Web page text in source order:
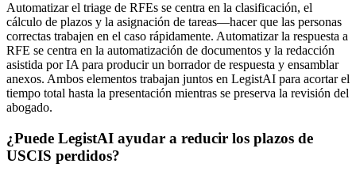
Automatizar el triage de RFEs se centra en la clasificación, el
cálculo de plazos y la asignación de tareas—hacer que las personas
correctas trabajen en el caso rápidamente. Automatizar la respuesta a
RFE se centra en la automatización de documentos y la redacción
asistida por IA para producir un borrador de respuesta y ensamblar
anexos. Ambos elementos trabajan juntos en LegistAI para acortar el
tiempo total hasta la presentación mientras se preserva la revisión del
abogado.
¿Puede LegistAI ayudar a reducir los plazos de
USCIS perdidos?